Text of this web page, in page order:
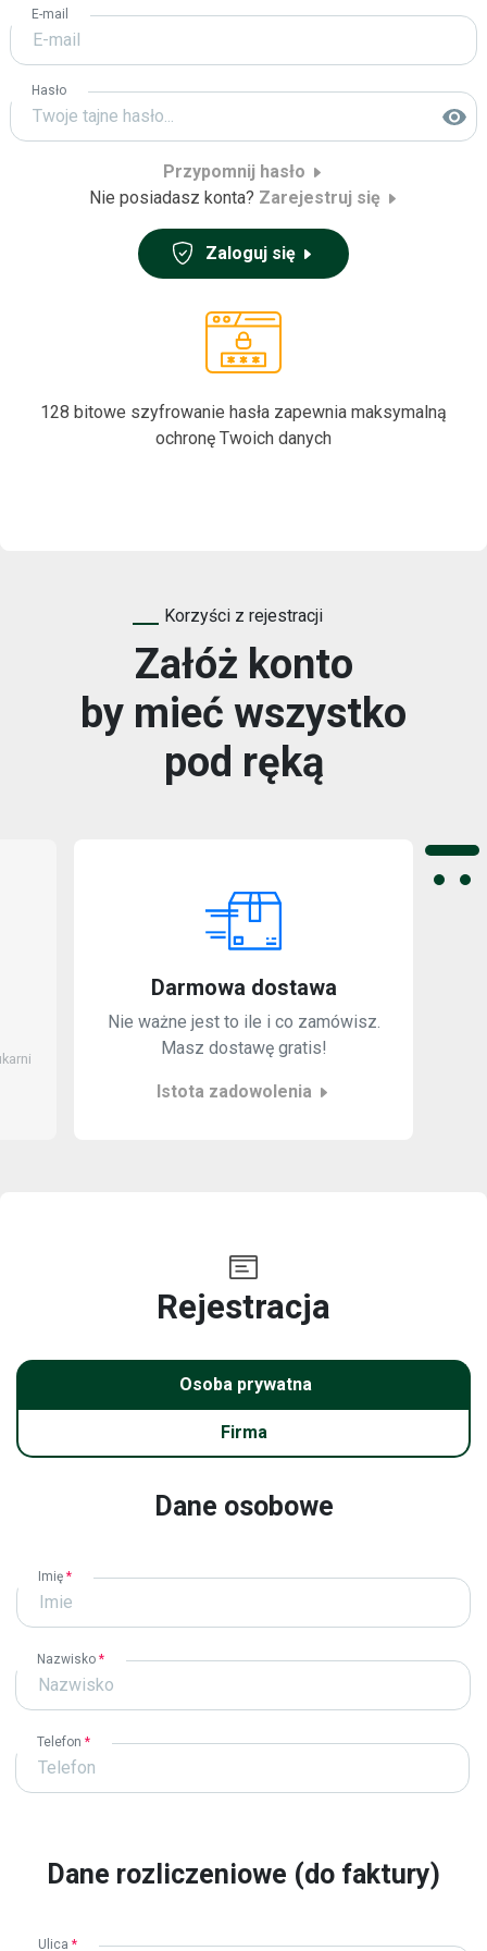
E-mail
Hasło
Przypomnij hasło
Nie posiadasz konta? Zarejestruj się
Zaloguj się
128 bitowe szyfrowanie hasła zapewnia maksymalną
ochronę Twoich danych
Korzyści z rejestracji
Załóż konto
by mieć wszystko
pod ręką
Darmowa dostawa
Nie ważne jest to ile i co zamówisz.
Masz dostawę gratis!
Istota zadowolenia
Rejestracja
Osoba prywatna
Firma
Dane osobowe
Imię *
Nazwisko *
Telefon *
Dane rozliczeniowe (do faktury)
Ulica *
podczas
treści i